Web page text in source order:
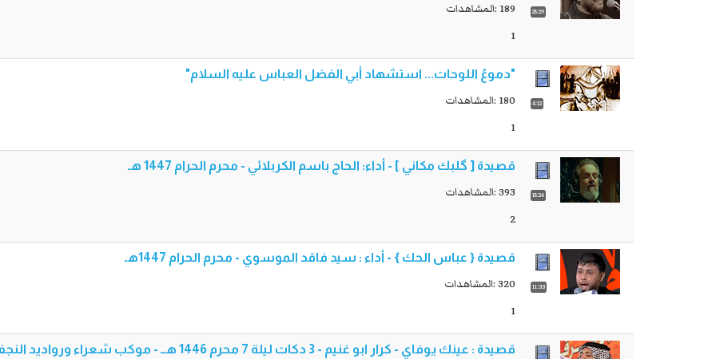
25:29
189 :المشاهدات
1
4:12
"دموعُ اللوحات... استشهاد أبي الفضل العباس عليه السلام"
180 :المشاهدات
1
15:24
قصيدة [ گلبك مكاني ] - أداء: الحاج باسم الكربلائي - محرم الحرام 1447 هـ
393 :المشاهدات
2
11:33
قصيدة { عباس الحك } - أداء : سيد فاقد الموسوي - محرم الحرام 1447هـ
320 :المشاهدات
1
قصيدة : عينك يوفاي - كرار ابو غنيم - 3 دكات ليلة 7 محرم 1446 هــ - موكب شعراء ورواديد